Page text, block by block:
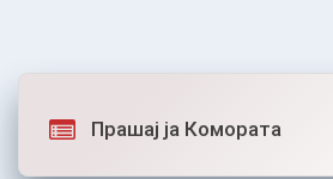
Прашај ја Комората